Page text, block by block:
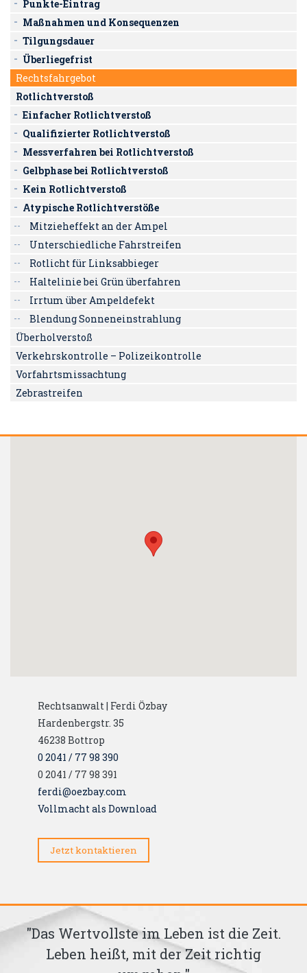
Punkte-Eintrag
Maßnahmen und Konsequenzen
Tilgungsdauer
Überliegefrist
Rechtsfahrgebot
Rotlichtverstoß
Einfacher Rotlichtverstoß
Qualifizierter Rotlichtverstoß
Messverfahren bei Rotlichtverstoß
Gelbphase bei Rotlichtverstoß
Kein Rotlichtverstoß
Atypische Rotlichtverstöße
Mitzieheffekt an der Ampel
Unterschiedliche Fahrstreifen
Rotlicht für Linksabbieger
Haltelinie bei Grün überfahren
Irrtum über Ampeldefekt
Blendung Sonneneinstrahlung
Überholverstoß
Verkehrskontrolle – Polizeikontrolle
Vorfahrtsmissachtung
Zebrastreifen
Rechtsanwalt | Ferdi Özbay
Hardenbergstr. 35
46238 Bottrop
0 2041 / 77 98 390
0 2041 / 77 98 391
ferdi@oezbay.com
Vollmacht als Download
Jetzt kontaktieren
Wertvollste im Leben ist die Zeit.
Leben heißt, mit der Zeit richtig